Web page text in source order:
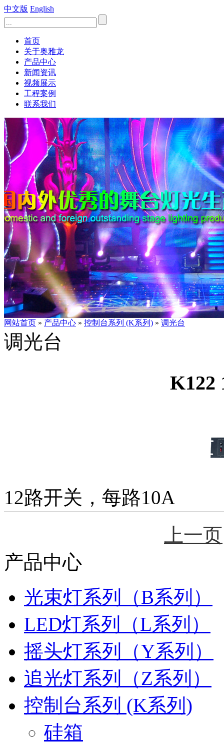
中文版 English
首页
关于奥雅龙
产品中心
新闻资讯
视频展示
工程案例
联系我们
网站首页 » 产品中心 » 控制台系列 (K系列) » 调光台
调光台
K122
12路开关，每路10A
上一页
产品中心
光束灯系列（B系列）
LED灯系列（L系列）
摇头灯系列（Y系列）
追光灯系列（Z系列）
控制台系列 (K系列)
硅箱